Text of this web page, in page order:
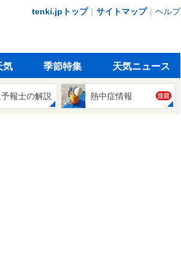
tenki.jpトップ｜ サイトマップ｜ ヘルプ
気 季節特集 天気ニュース
報士の解説 熱中症情報 注目